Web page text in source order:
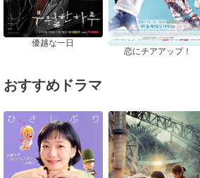
優越な一日
恋にチアアップ！
おすすめドラマ